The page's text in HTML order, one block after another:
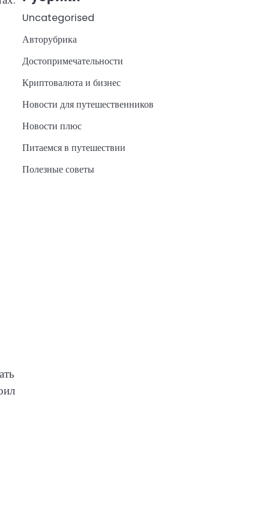
Uncategorised
Авторубрика
Достопримечательности
Криптовалюта и бизнес
Новости для путешественников
Новости плюс
Питаемся в путешествии
Полезные советы